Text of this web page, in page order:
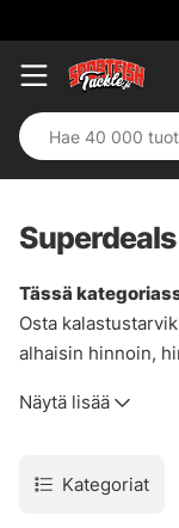
Superdeals
Tässä
Osta
alhaisin hinnoin,
tip! Käytä
herkut! Yritämme
lopetetut tuotteet,
Näytä lisää
Kategoriat